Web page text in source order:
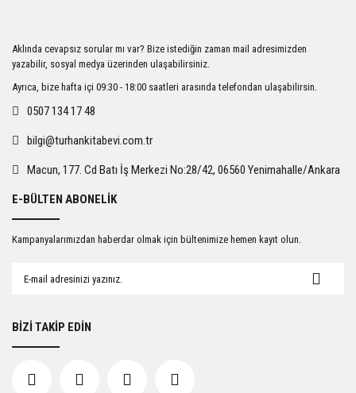
Ürün açıklamasında eksik bilgiler bulunuyor.
Ürün bilgilerinde hatalar bulunuyor.
Ürün fiyatı diğer sitelerden daha pahalı.
Gönder
Aklında cevapsız sorular mı var? Bize istediğin zaman mail adresimizden
yazabilir, sosyal medya üzerinden ulaşabilirsiniz.
Ayrıca, bize hafta içi 09:30 - 18:00 saatleri arasında telefondan ulaşabilirsin.
0507 134 17 48
bilgi@turhankitabevi.com.tr
Macun, 177. Cd Batı İş Merkezi No:28/42, 06560 Yenimahalle/Ankara
E-BÜLTEN ABONELİK
Kampanyalarımızdan haberdar olmak için bültenimize hemen kayıt olun.
BİZİ TAKİP EDİN